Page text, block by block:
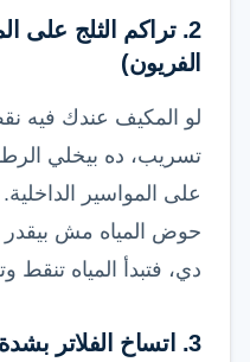
2. تراكم الثلج على
الفريون)
لو المكيف عندك فيه
تسريب، ده بيخلي
على المواسير
حوض المياه مش بيقدر
دي، فتبدأ المياه تنقط
3. اتساخ الفلاتر بشدة وضعف تدفق الهواء